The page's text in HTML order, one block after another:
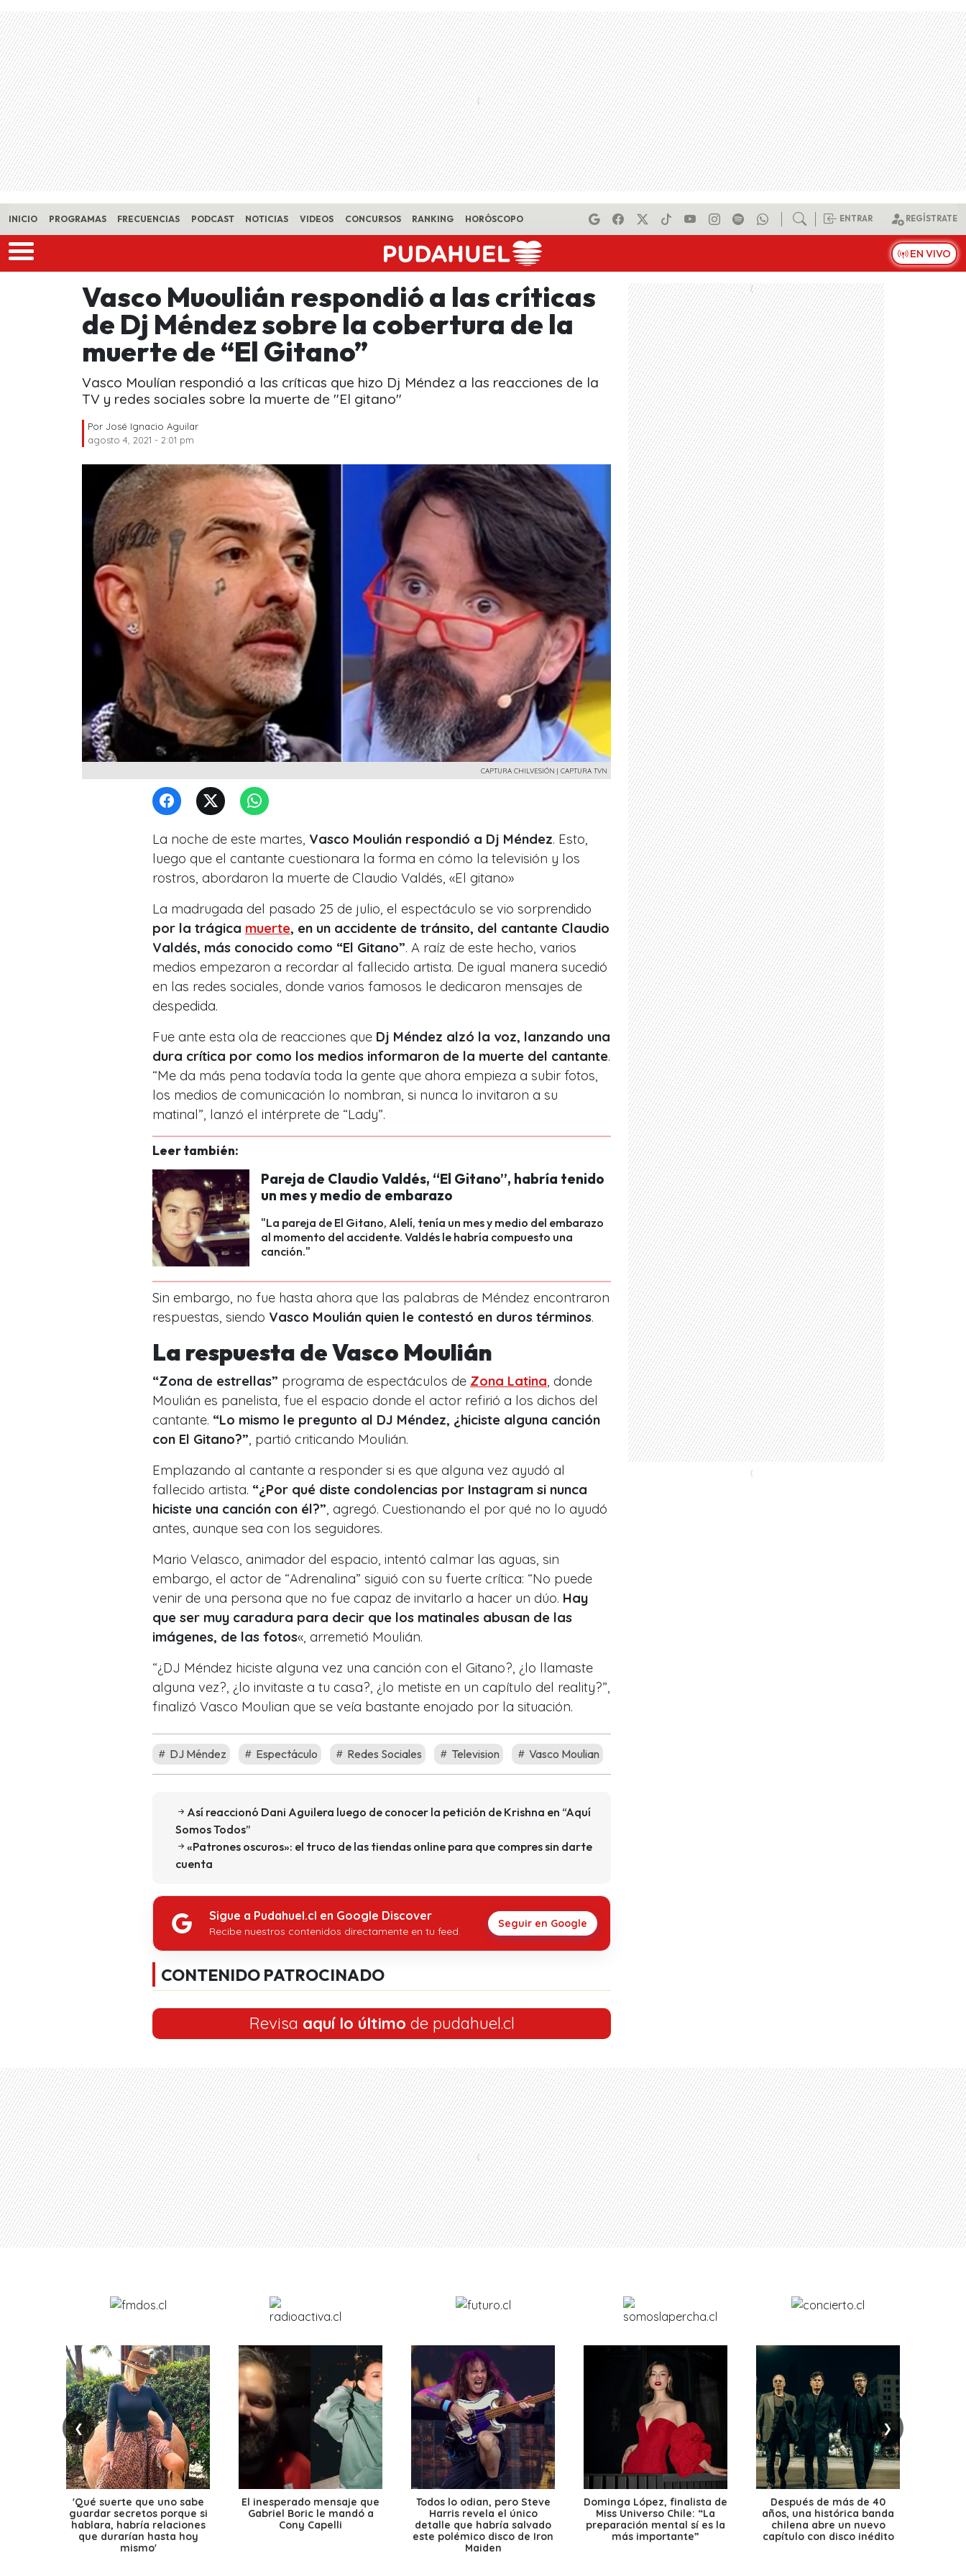
Skip to main content
INICIO PROGRAMAS FRECUENCIAS PODCAST NOTICIAS VIDEOS CONCURSOS RANKING HORÓSCOPO ENTRAR REGÍSTRATE
EN VIVO
Vasco Muoulián respondió a las críticas
de Dj Méndez sobre la cobertura de la
muerte de “El Gitano”
Vasco Moulían respondió a las críticas que hizo Dj Méndez a las reacciones de la
TV y redes sociales sobre la muerte de "El gitano"
Por José Ignacio Aguilar
agosto 4, 2021 - 2:01 pm
CAPTURA CHILVESIÓN | CAPTURA TVN
La noche de este martes, Vasco Moulián respondió a Dj Méndez. Esto,
luego que el cantante cuestionara la forma en cómo la televisión y los
rostros, abordaron la muerte de Claudio Valdés, «El gitano»
La madrugada del pasado 25 de julio, el espectáculo se vio sorprendido
por la trágica muerte, en un accidente de tránsito, del cantante Claudio
Valdés, más conocido como “El Gitano”. A raíz de este hecho, varios
medios empezaron a recordar al fallecido artista. De igual manera sucedió
en las redes sociales, donde varios famosos le dedicaron mensajes de
despedida.
Fue ante esta ola de reacciones que Dj Méndez alzó la voz, lanzando una
dura crítica por como los medios informaron de la muerte del cantante.
“Me da más pena todavía toda la gente que ahora empieza a subir fotos,
los medios de comunicación lo nombran, si nunca lo invitaron a su
matinal”, lanzó el intérprete de “Lady”.
Leer también:
Pareja de Claudio Valdés, “El Gitano”, habría tenido
un mes y medio de embarazo
"La pareja de El Gitano, Alelí, tenía un mes y medio del embarazo
al momento del accidente. Valdés le habría compuesto una
canción."
Sin embargo, no fue hasta ahora que las palabras de Méndez encontraron
respuestas, siendo Vasco Moulián quien le contestó en duros términos.
La respuesta de Vasco Moulián
“Zona de estrellas” programa de espectáculos de Zona Latina , donde
Moulián es panelista, fue el espacio donde el actor refirió a los dichos del
cantante. “Lo mismo le pregunto al DJ Méndez, ¿hiciste alguna canción
con El Gitano?” , partió criticando Moulián.
Emplazando al cantante a responder si es que alguna vez ayudó al
fallecido artista. “¿Por qué diste condolencias por Instagram si nunca
hiciste una canción con él?” , agregó. Cuestionando el por qué no lo ayudó
antes, aunque sea con los seguidores.
Mario Velasco, animador del espacio, intentó calmar las aguas, sin
embargo, el actor de “Adrenalina” siguió con su fuerte crítica: “No puede
venir de una persona que no fue capaz de invitarlo a hacer un dúo. Hay
que ser muy caradura para decir que los matinales abusan de las
imágenes, de las fotos«, arremetió Moulián.
“¿DJ Méndez hiciste alguna vez una canción con el Gitano?, ¿lo llamaste
alguna vez?, ¿lo invitaste a tu casa?, ¿lo metiste en un capítulo del reality?”,
finalizó Vasco Moulian que se veía bastante enojado por la situación.
DJ Méndez Espectáculo Redes Sociales Television Vasco Moulian
Así reaccionó Dani Aguilera luego de conocer la petición de Krishna en “Aquí
Somos Todos”
«Patrones oscuros»: el truco de las tiendas online para que compres sin darte
cuenta
Sigue a Pudahuel.cl en Google Discover
Recibe nuestros contenidos directamente en tu feed.
Seguir en Google
CONTENIDO PATROCINADO
Revisa aquí lo último de pudahuel.cl
❮ ❯
'Qué suerte que uno sabe
guardar secretos porque si
hablara, habría relaciones
que durarían hasta hoy
mismo'
El inesperado mensaje que
Gabriel Boric le mandó a
Cony Capelli
Todos lo odian, pero Steve
Harris revela el único
detalle que habría salvado
este polémico disco de Iron
Maiden
Dominga López, finalista de
Miss Universo Chile: “La
preparación mental sí es la
más importante”
Después de más de 40
años, una histórica banda
chilena abre un nuevo
capítulo con disco inédito